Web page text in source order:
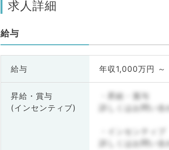
求人詳細
給与
給与 年収1,000万円 ～
昇給・賞与
(インセンティブ)
・昇給・賞与
詳しくはお問い
・インセンティブ
詳しくはお問い